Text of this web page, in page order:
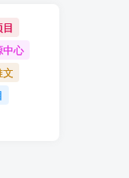
目
中心
文